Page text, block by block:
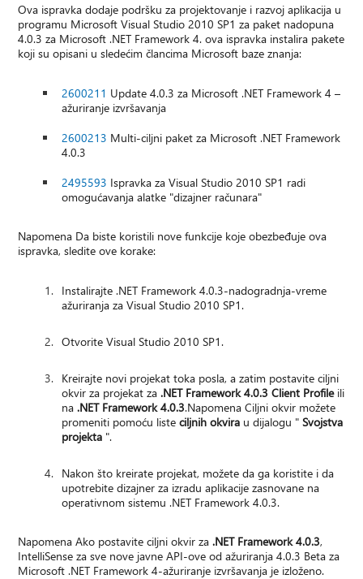
Ova ispravka dodaje podršku za projektovanje i razvoj aplikacija u
programu Microsoft Visual Studio 2010 SP1 za paket nadopuna
4.0.3 za Microsoft .NET Framework 4. ova ispravka instalira pakete
koji su opisani u sledećim člancima Microsoft baze znanja:
2600211 Update 4.0.3 za Microsoft .NET Framework 4 –
ažuriranje izvršavanja
2600213 Multi-ciljni paket za Microsoft .NET Framework
4.0.3
2495593 Ispravka za Visual Studio 2010 SP1 radi
omogućavanja alatke "dizajner računara"
Napomena Da biste koristili nove funkcije koje obezbeđuje ova
ispravka, sledite ove korake:
Instalirajte .NET Framework 4.0.3-nadogradnja-vreme
ažuriranja za Visual Studio 2010 SP1.
Otvorite Visual Studio 2010 SP1.
Kreirajte novi projekat toka posla, a zatim postavite ciljni
okvir za projekat za.NET Framework 4.0.3 Client Profile ili
na.NET Framework 4.0.3.Napomena Ciljni okvir možete
promeniti pomoću listeciljnih okvira u dijalogu "Svojstva
projekta ".
Nakon što kreirate projekat, možete da ga koristite i da
upotrebite dizajner za izradu aplikacije zasnovane na
operativnom sistemu .NET Framework 4.0.3.
Napomena Ako postavite ciljni okvir za.NET Framework 4.0.3,
IntelliSense za sve nove javne API-ove od ažuriranja 4.0.3 Beta za
Microsoft .NET Framework 4-ažuriranje izvršavanja je izloženo.